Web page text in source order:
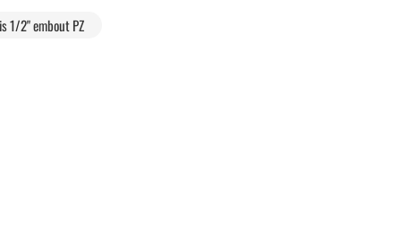
1/2" embout PZ